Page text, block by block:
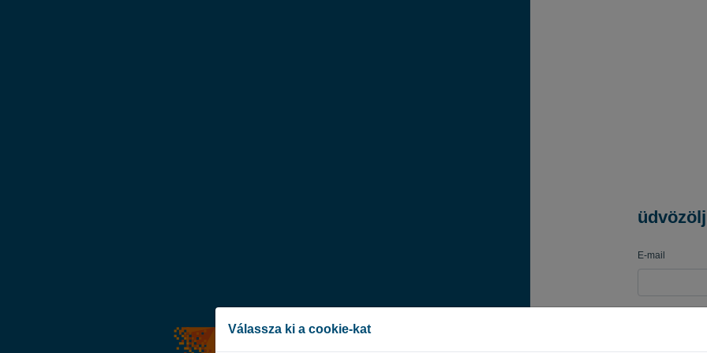
Válassza ki a cookie-kat
E-mail